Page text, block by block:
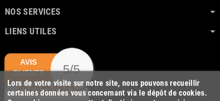
NOS SERVICES
LIENS UTILES
Lors de votre visite sur notre site, nous pouvons recueillir
certaines données vous concernant via le dépôt de cookies.
AVIS
CLIENTS
5/5